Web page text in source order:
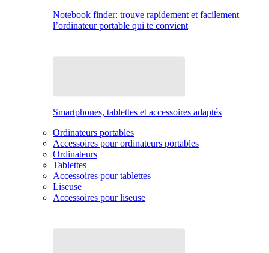
Notebook finder: trouve rapidement et facilement
l’ordinateur portable qui te convient
Smartphones, tablettes et accessoires adaptés
Ordinateurs portables
Accessoires pour ordinateurs portables
Ordinateurs
Tablettes
Accessoires pour tablettes
Liseuse
Accessoires pour liseuse